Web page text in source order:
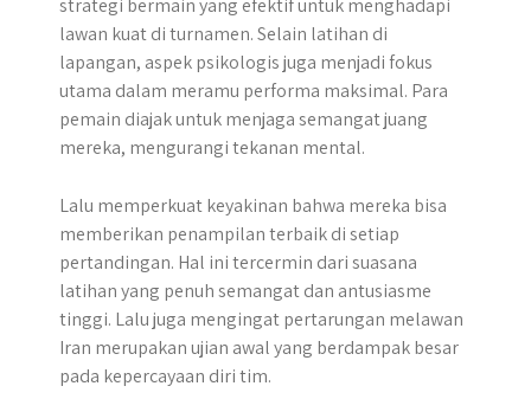
strategi bermain yang efektif untuk menghadapi
lawan kuat di turnamen. Selain latihan di
lapangan, aspek psikologis juga menjadi fokus
utama dalam meramu performa maksimal. Para
pemain diajak untuk menjaga semangat juang
mereka, mengurangi tekanan mental.
Lalu memperkuat keyakinan bahwa mereka bisa
memberikan penampilan terbaik di setiap
pertandingan. Hal ini tercermin dari suasana
latihan yang penuh semangat dan antusiasme
tinggi. Lalu juga mengingat pertarungan melawan
Iran merupakan ujian awal yang berdampak besar
pada kepercayaan diri tim.